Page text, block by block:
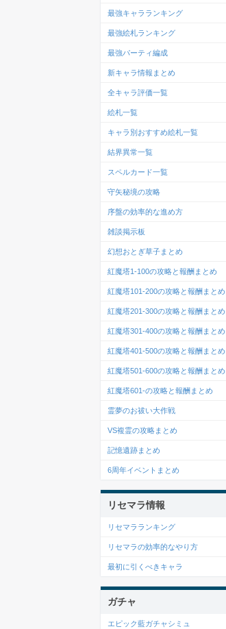
最強キャラランキング
最強絵札ランキング
最強パーティ編成
新キャラ情報まとめ
全キャラ評価一覧
絵札一覧
キャラ別おすすめ絵札一覧
結界異常一覧
スペルカード一覧
守矢秘境の攻略
序盤の効率的な進め方
雑談掲示板
幻想おとぎ草子まとめ
紅魔塔1-100の攻略と報酬まとめ
紅魔塔101-200の攻略と報酬まとめ
紅魔塔201-300の攻略と報酬まとめ
紅魔塔301-400の攻略と報酬まとめ
紅魔塔401-500の攻略と報酬まとめ
紅魔塔501-600の攻略と報酬まとめ
紅魔塔601-の攻略と報酬まとめ
霊夢のお祓い大作戦
VS複霊の攻略まとめ
記憶遺跡まとめ
6周年イベントまとめ
リセマラ情報
リセマラランキング
リセマラの効率的なやり方
最初に引くべきキャラ
ガチャ
エピック藍ガチャシミュ